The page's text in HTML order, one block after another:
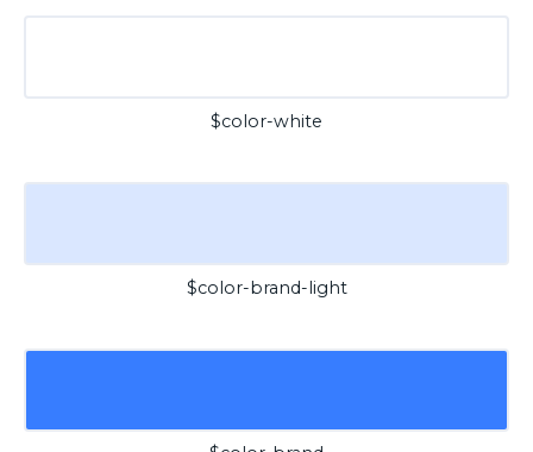
$color-white
$color-brand-light